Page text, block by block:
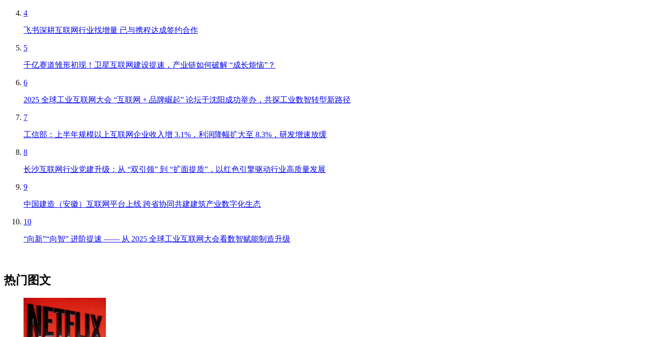
4
飞书深耕互联网行业找增量 已与携程达成签约合作
5
千亿赛道雏形初现！卫星互联网建设提速，产业链如何破解 “成长烦恼”？
6
2025 全球工业互联网大会 “互联网 + 品牌崛起” 论坛于沈阳成功举办，共探工业数智转型新路径
7
工信部：上半年规模以上互联网企业收入增 3.1%，利润降幅扩大至 8.3%，研发增速放缓
8
长沙互联网行业党建升级：从 “双引领” 到 “扩面提质”，以红色引擎驱动行业高质量发展
9
中国建造（安徽）互联网平台上线 跨省协同共建建筑产业数字化生态
10
“向新”“向智” 进阶提速 —— 从 2025 全球工业互联网大会看数智赋能制造升级
热门图文